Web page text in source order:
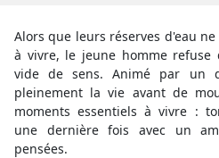
Alors que leurs réserves d'eau
à vivre, le jeune homme
vide de sens. Animé par un
pleinement la vie avant de
moments essentiels à vivre :
une dernière fois avec un
pensées.